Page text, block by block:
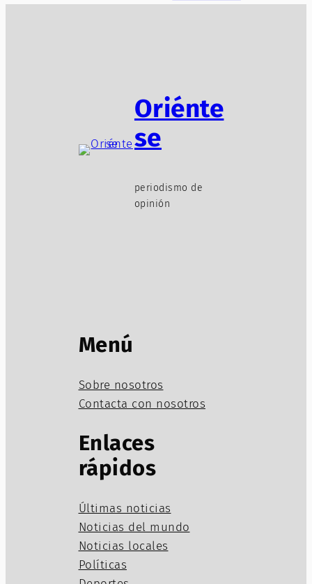
Oriénte
se
periodismo de
opinión
Menú
Sobre nosotros
Contacta con nosotros
Enlaces
rápidos
Últimas noticias
Noticias del mundo
Noticias locales
Políticas